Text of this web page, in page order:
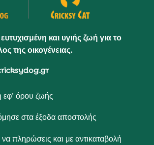
και υγιής ζωή για το
της οικογένειας.
όρου ζωής
στα έξοδα αποστολής
πληρώσεις και με αντικαταβολή